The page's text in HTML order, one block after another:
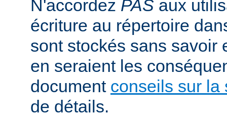
N'accordez PAS aux
écriture au répertoire
sont stockés sans savoir
en seraient les
document conseils sur la
de détails.